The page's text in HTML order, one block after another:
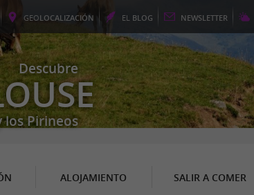
GEOLOCALIZACIÓN EL BLOG NEWSLETTER
Descubre
los Pirineos
ALOJAMIENTO SALIR A COMER